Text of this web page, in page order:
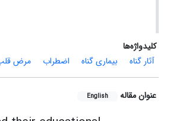
کلیدواژه‌ها
آثار گناه
بیماری گناه اضطراب مرض
عنوان مقاله English